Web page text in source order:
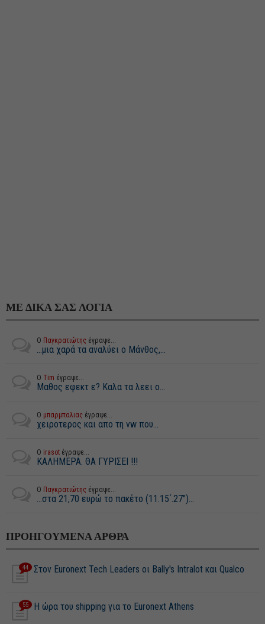
ΜΕ ΔΙΚΑ ΣΑΣ ΛΟΓΙΑ
Ο Παγκρατιώτης έγραψε...
...μια χαρά τα αναλύει ο Μάνθος,...
Ο Tim έγραψε...
Μαθος εφεκτ ε? Καλα τα λεει ο...
Ο μπαρμπαλιας έγραψε...
χειροτερος και απο τη vw που...
Ο irasot έγραψε...
ΚΑΛΗΜΕΡΑ. ΘΑ ΓΥΡΙΣΕΙ !!!
Ο Παγκρατιώτης έγραψε...
...στα 21,70 ευρώ το πακέτο (11.15΄.27")...
ΠΡΟΗΓΟΥΜΕΝΑ ΑΡΘΡΑ
44 Στον Euronext Tech Leaders οι Bally's Intralot και Qualco
55 H ώρα του shipping για το Euronext Athens